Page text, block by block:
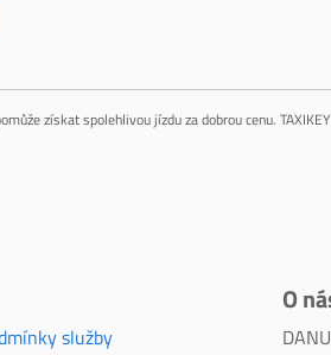
získat spolehlivou jízdu za dobrou cenu.
služby
O